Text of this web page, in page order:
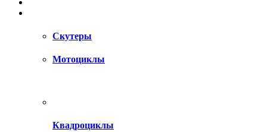
Скутеры
Мотоциклы
Квадроциклы